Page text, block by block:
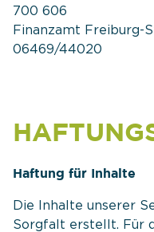
700 606
Finanzamt Freiburg-
06469/44020
Haftung für Inhalte
Die Inhalte unserer
Sorgfalt erstellt. Für